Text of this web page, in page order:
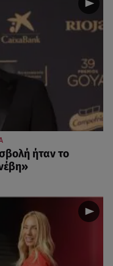
ήταν το